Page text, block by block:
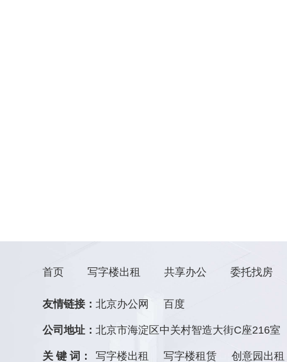
首页 写字楼出租 共享办公 委托找房
友情链接： 北京办公网 百度
公司地址： 北京市海淀区中关村智造大街C座216室
关 键 词： 写字楼出租 写字楼租赁 创意园出租